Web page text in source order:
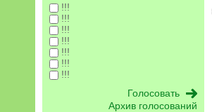
!!!
!!!
!!!
!!!
!!!
!!!
!!!
Архив голосований